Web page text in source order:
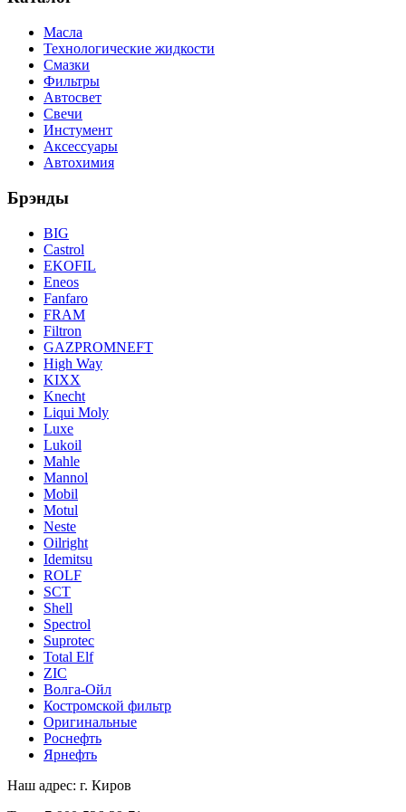
Масла
Технологические жидкости
Смазки
Фильтры
Автосвет
Свечи
Инстумент
Аксессуары
Автохимия
Брэнды
BIG
Castrol
EKOFIL
Eneos
Fanfaro
FRAM
Filtron
GAZPROMNEFT
High Way
KIXX
Knecht
Liqui Moly
Luxe
Lukoil
Mahle
Mannol
Mobil
Motul
Neste
Oilright
Idemitsu
ROLF
SCT
Shell
Spectrol
Suprotec
Total Elf
ZIC
Волга-Ойл
Костромской фильтр
Оригинальные
Роснефть
Ярнефть
Наш адрес: г. Киров